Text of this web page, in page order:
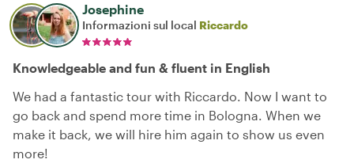
Josephine
Informazioni sul local Riccardo
Knowledgeable and fun & fluent in English
We had a fantastic tour with Riccardo. Now I want to
go back and spend more time in Bologna. When we
make it back, we will hire him again to show us even
more!